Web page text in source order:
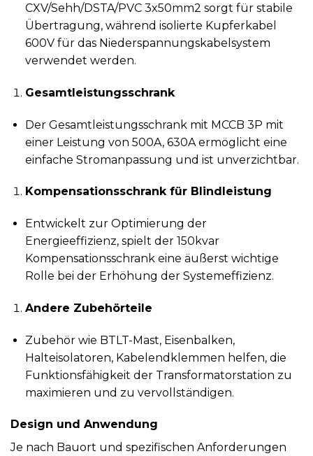
CXV/Sehh/DSTA/PVC 3x50mm2 sorgt für stabile
Übertragung, während isolierte Kupferkabel
600V für das Niederspannungskabelsystem
verwendet werden.
Gesamtleistungsschrank
Der Gesamtleistungsschrank mit MCCB 3P mit
einer Leistung von 500A, 630A ermöglicht eine
einfache Stromanpassung und ist unverzichtbar.
Kompensationsschrank für Blindleistung
Entwickelt zur Optimierung der
Energieeffizienz, spielt der 150kvar
Kompensationsschrank eine äußerst wichtige
Rolle bei der Erhöhung der Systemeffizienz.
Andere Zubehörteile
Zubehör wie BTLT-Mast, Eisenbalken,
Halteisolatoren, Kabelendklemmen helfen, die
Funktionsfähigkeit der Transformatorstation zu
maximieren und zu vervollständigen.
Design und Anwendung
Je nach Bauort und spezifischen Anforderungen